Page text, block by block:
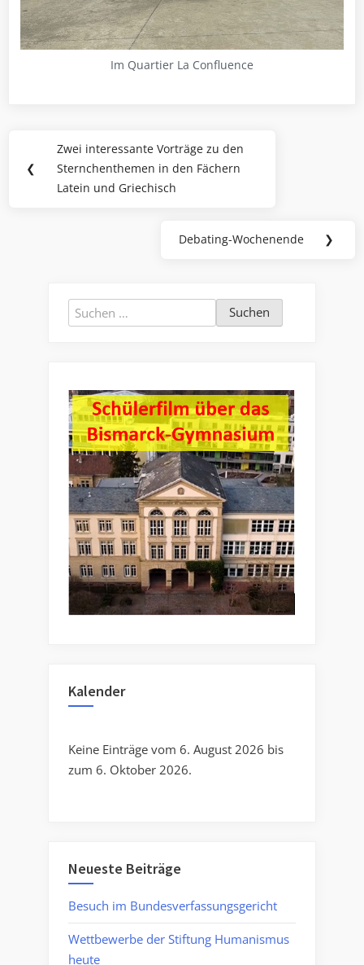
Im Quartier La Confluence
Beitragsnavigation
❮
Previous
Post:
Zwei interessante Vorträge zu den
Sternchenthemen in den Fächern
Latein und Griechisch
Next
Debating-Wochenende ❯
Suchen
nach:
Kalender
Keine Einträge vom 6. August 2026 bis
zum 6. Oktober 2026.
Neueste Beiträge
Besuch im Bundesverfassungsgericht
Wettbewerbe der Stiftung Humanismus
heute